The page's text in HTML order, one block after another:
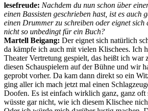
lesefreude: Nachdem du nun schon über
einen Bassisten geschrieben hast, ist es auch
einen Drummer zu schreiben oder eignet
nicht so unbedingt für ein Buch?
Martell Beigang: Der eignet sich natürlich
da kämpfe ich auch mit vielen Klischees. Ich
Theater Vertretung gespielt, das heißt ich war
diesen Schauspielern auf der Bühne und wir
geprobt vorher. Da kam dann direkt so ein
ging aller ich mach jetzt mal einen
Doofen. Es ist einfach wirklich ganz, ganz oft
wüsste gar nicht, wie ich diesem Klischee